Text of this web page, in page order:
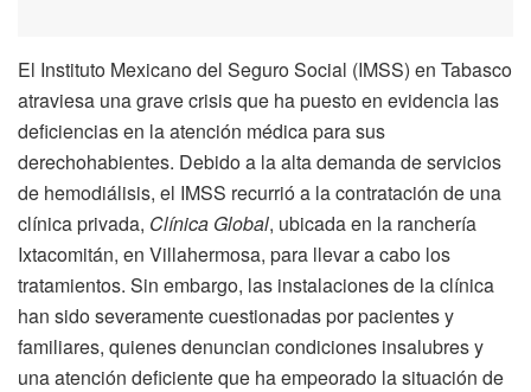
El Instituto Mexicano del Seguro Social (IMSS) en Tabasco
atraviesa una grave crisis que ha puesto en evidencia las
deficiencias en la atención médica para sus
derechohabientes. Debido a la alta demanda de servicios
de hemodiálisis, el IMSS recurrió a la contratación de una
clínica privada, Clínica Global, ubicada en la ranchería
Ixtacomitán, en Villahermosa, para llevar a cabo los
tratamientos. Sin embargo, las instalaciones de la clínica
han sido severamente cuestionadas por pacientes y
familiares, quienes denuncian condiciones insalubres y
una atención deficiente que ha empeorado la situación de